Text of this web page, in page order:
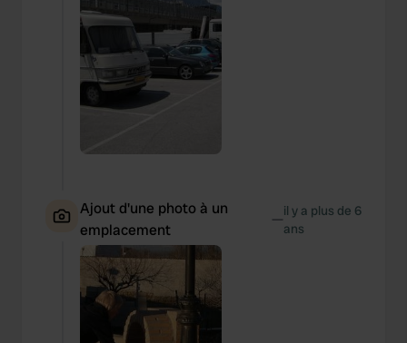
Ajout d'une photo à un
emplacement
—il y a plus de 6
ans